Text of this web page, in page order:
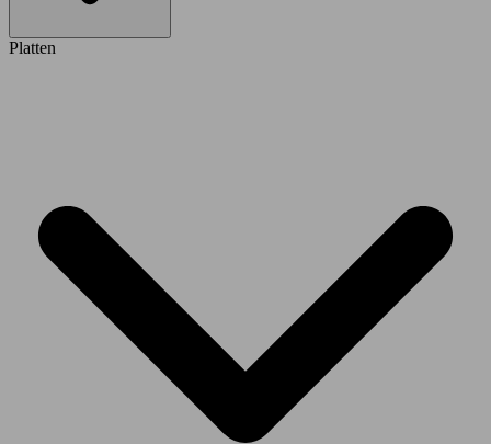
Platten